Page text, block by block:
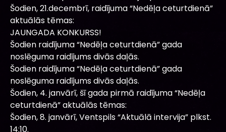
Šodien, 21.decembrī, raidījuma “Nedēļa ceturtdienā”
aktuālās tēmas:
JAUNGADA KONKURSS!
Šodien raidījuma “Nedēļa ceturtdienā” gada
noslēguma raidījums divās daļās.
Šodien raidījuma “Nedēļa ceturtdienā” gada
noslēguma raidījums divās daļās.
Šodien, 4. janvārī, šī gada pirmā raidījuma “Nedēļa
ceturtdienā” aktuālās tēmas:
Šodien, 8. janvārī, Ventspils “Aktuālā intervija” plkst.
14:10.